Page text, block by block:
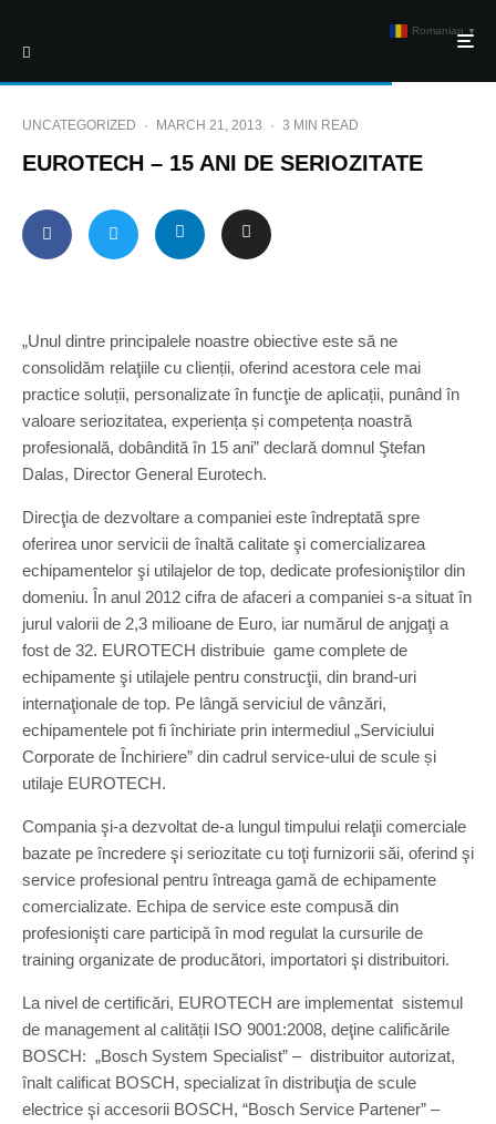
UNCATEGORIZED · MARCH 21, 2013 · 3 MIN READ
EUROTECH – 15 ANI DE SERIOZITATE
„Unul dintre principalele noastre obiective este să ne
consolidăm relaţiile cu clienții, oferind acestora cele mai
practice soluții, personalizate în funcţie de aplicații, punând în
valoare seriozitatea, experiența și competența noastră
profesională, dobândită în 15 ani” declară domnul Ştefan
Dalas, Director General Eurotech.
Direcţia de dezvoltare a companiei este îndreptată spre
oferirea unor servicii de înaltă calitate şi comercializarea
echipamentelor şi utilajelor de top, dedicate profesioniştilor din
domeniu. În anul 2012 cifra de afaceri a companiei s-a situat în
jurul valorii de 2,3 milioane de Euro, iar numărul de anjgaţi a
fost de 32. EUROTECH distribuie game complete de
echipamente şi utilajele pentru construcţii, din brand-uri
internaţionale de top. Pe lângă serviciul de vânzări,
echipamentele pot fi închiriate prin intermediul „Serviciului
Corporate de Închiriere” din cadrul service-ului de scule și
utilaje EUROTECH.
Compania şi-a dezvoltat de-a lungul timpului relaţii comerciale
bazate pe încredere şi seriozitate cu toţi furnizorii săi, oferind şi
service profesional pentru întreaga gamă de echipamente
comercializate. Echipa de service este compusă din
profesionişti care participă în mod regulat la cursurile de
training organizate de producători, importatori şi distribuitori.
La nivel de certificări, EUROTECH are implementat sistemul
de management al calității ISO 9001:2008, deţine calificările
BOSCH: „Bosch System Specialist” – distribuitor autorizat,
înalt calificat BOSCH, specializat în distribuţia de scule
electrice şi accesorii BOSCH, “Bosch Service Partener” –
Romanian ▼